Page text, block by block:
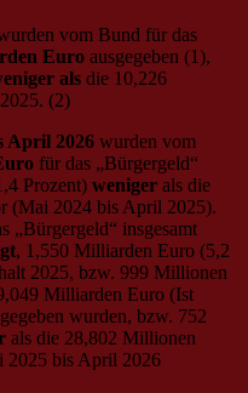
vom Bund für das
Euro ausgegeben (1),
als die 10,226
(2)
April 2026 wurden vom
für das „Bürgergeld“
Prozent) weniger als die
(Mai 2024 bis April 2025).
„Bürgergeld“ insgesamt
, 1,550 Milliarden Euro (5,2
2025, bzw. 999 Millionen
Milliarden Euro (Ist
wurden, bzw. 752
als die 28,802 Millionen
2025 bis April 2026